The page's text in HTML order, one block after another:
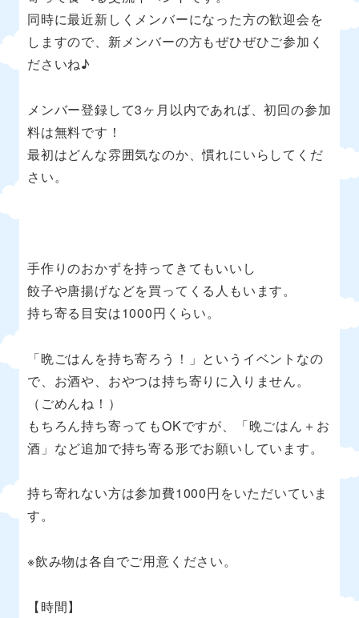
同時に最近新しくメンバーになった方の歓迎会を
しますので、新メンバーの方もぜひぜひご参加く
ださいね♪
メンバー登録して3ヶ月以内であれば、初回の参加
料は無料です！
最初はどんな雰囲気なのか、慣れにいらしてくだ
さい。
手作りのおかずを持ってきてもいいし
餃子や唐揚げなどを買ってくる人もいます。
持ち寄る目安は1000円くらい。
「晩ごはんを持ち寄ろう！」というイベントなの
で、お酒や、おやつは持ち寄りに入りません。
（ごめんね！）
もちろん持ち寄ってもOKですが、「晩ごはん＋お
酒」など追加で持ち寄る形でお願いしています。
持ち寄れない方は参加費1000円をいただいていま
す。
※飲み物は各自でご用意ください。
【時間】